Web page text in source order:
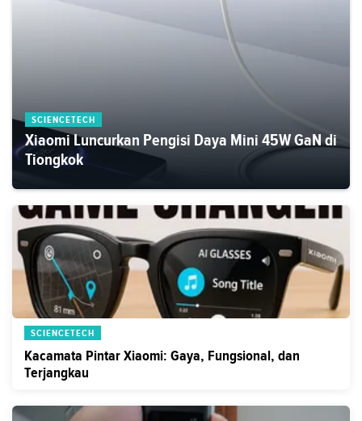
SCIENCETECH
Xiaomi Luncurkan Pengisi Daya Mini 45W GaN di
Tiongkok
SCIENCETECH
Kacamata Pintar Xiaomi: Gaya, Fungsional, dan
Terjangkau